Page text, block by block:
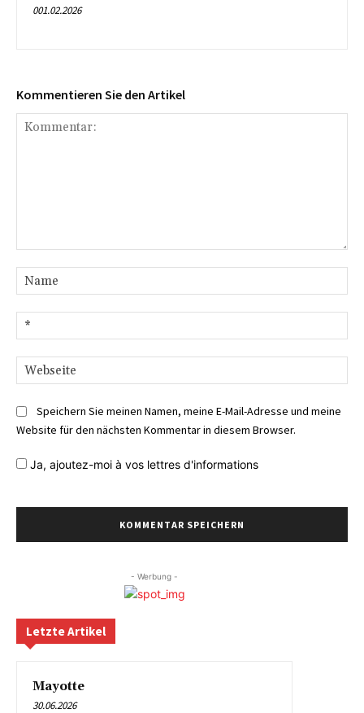
001.02.2026
Kommentieren Sie den Artikel
Speichern Sie meinen Namen, meine E-Mail-Adresse und meine
Website für den nächsten Kommentar in diesem Browser.
Ja, ajoutez-moi à vos lettres d'informations
- Werbung -
Letzte Artikel
Mayotte
30.06.2026